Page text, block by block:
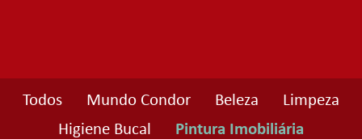
Todos Mundo Condor Beleza
Limpeza
Higiene Bucal
Pintura Imobiliária